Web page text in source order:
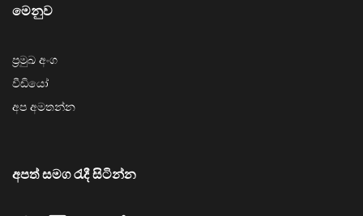
මෙනුව
ප්‍රමුඛ අංග
වීඩියෝ
අප අමතන්න
අපත් සමග රැදී සිටින්න